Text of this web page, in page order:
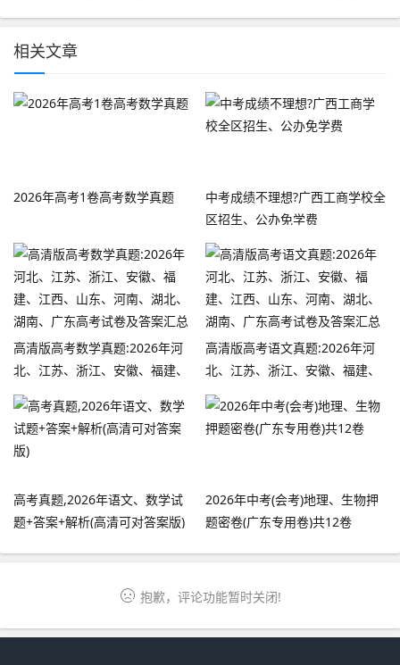
相关文章
2026年高考1卷高考数学真题
中考成绩不理想?广西工商学校全
区招生、公办免学费
高清版高考数学真题:2026年河
北、江苏、浙江、安徽、福建、
江西、山东、河南、湖北、湖
南、广东高考试卷及答案汇总
高清版高考语文真题:2026年河
北、江苏、浙江、安徽、福建、
江西、山东、河南、湖北、湖
南、广东高考试卷及答案汇总
高考真题,2026年语文、数学试
题+答案+解析(高清可对答案版)
2026年中考(会考)地理、生物押
题密卷(广东专用卷)共12卷
抱歉，评论功能暂时关闭!